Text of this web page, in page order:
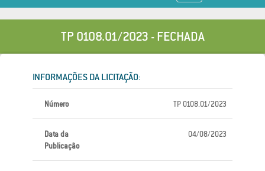
navigation
TP 0108.01/2023 - FECHADA
INFORMAÇÕES DA LICITAÇÃO:
Número TP 0108.01/2023
Data da
Publicação
04/08/2023